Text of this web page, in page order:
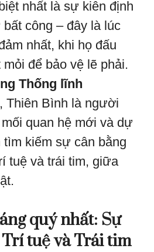
nhất là sự kiên định
công – đây là lúc
nhất, khi họ đấu
để bảo vệ lẽ phải.
Thống lĩnh
, Thiên Bình là người
quan hệ mới và dự
kiếm sự cân bằng
tuệ và trái tim, giữa
quý nhất: Sự
tuệ và Trái tim